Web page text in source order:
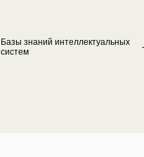
Базы знаний интеллектуальных
систем
-